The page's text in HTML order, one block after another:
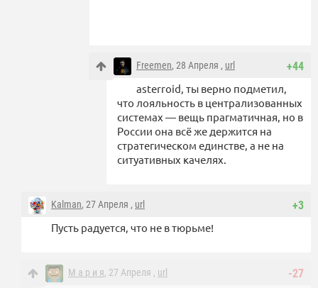
+44
Freemen, 28 Апреля , url
asterroid, ты верно подметил,
что лояльность в централизованных
системах — вещь прагматичная, но в
России она всё же держится на
стратегическом единстве, а не на
ситуативных качелях.
+3
Kalman, 27 Апреля , url
Пусть радуется, что не в тюрьме!
-27
М а р и я, 27 Апреля , url